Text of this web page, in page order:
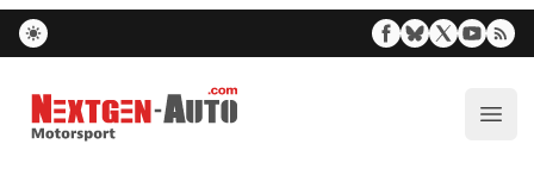
Nextgen-Auto.com